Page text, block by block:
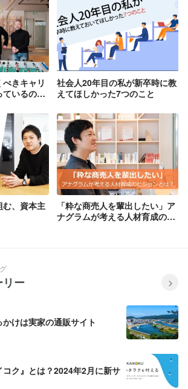
べきキャリ
ているの
社会人20年目の私が新卒時に教
えてほしかった7つのこと
む、資本主
「粋な商売人を輩出したい」ア
ナグラムが考える人材育成のビ
ー
けは実家の通販サイト
コク』とは？2024年2月に新サ